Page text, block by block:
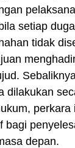
setiap
tidak
dilakukan
perkara
bagi
depan.